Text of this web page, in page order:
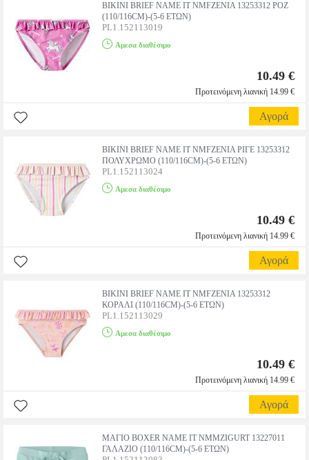
BIKINI BRIEF NAME IT NMFZENIA 13253312 ΡΟΖ
(110/116CM)-(5-6 ΕΤΩΝ)
PL1.152113019
Αμεσα διαθέσιμο
10.49 €
Προτεινόμενη λιανική 14.99 €
Αγορά
BIKINI BRIEF NAME IT NMFZENIA ΡΙΓΕ 13253312
ΠΟΛΥΧΡΩΜΟ (110/116CM)-(5-6 ΕΤΩΝ)
PL1.152113024
Αμεσα διαθέσιμο
10.49 €
Προτεινόμενη λιανική 14.99 €
Αγορά
BIKINI BRIEF NAME IT NMFZENIA 13253312
ΚΟΡΑΛΙ (110/116CM)-(5-6 ΕΤΩΝ)
PL1.152113029
Αμεσα διαθέσιμο
10.49 €
Προτεινόμενη λιανική 14.99 €
Αγορά
ΜΑΓΙΟ BOXER NAME IT NMMZIGURT 13227011
ΓΑΛΑΖΙΟ (110/116CM)-(5-6 ΕΤΩΝ)